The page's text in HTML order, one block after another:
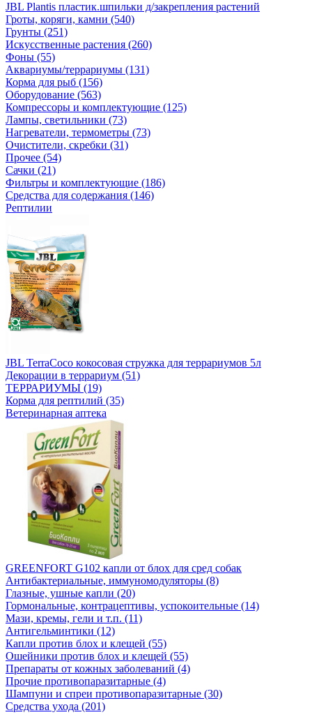
JBL Plantis пластик.шпильки д/закрепления растений
Гроты, коряги, камни (540)
Грунты (251)
Искусственные растения (260)
Фоны (55)
Аквариумы/террариумы (131)
Корма для рыб (156)
Оборудование (563)
Компрессоры и комплектующие (125)
Лампы, светильники (73)
Нагреватели, термометры (73)
Очистители, скребки (31)
Прочее (54)
Сачки (21)
Фильтры и комплектующие (186)
Средства для содержания (146)
Рептилии
JBL TerraCoco кокосовая стружка для террариумов 5л
Декорации в террариум (51)
ТЕРРАРИУМЫ (19)
Корма для рептилий (35)
Ветеринарная аптека
GREENFORT G102 капли от блох для сред собак
Антибактериальные, иммуномодуляторы (8)
Глазные, ушные капли (20)
Гормональные, контрацептивы, успокоительные (14)
Мази, кремы, гели и т.п. (11)
Антигельминтики (12)
Капли против блох и клещей (55)
Ошейники против блох и клещей (55)
Препараты от кожных заболеваний (4)
Прочие противопаразитарные (4)
Шампуни и спреи противопаразитарные (30)
Средства ухода (201)